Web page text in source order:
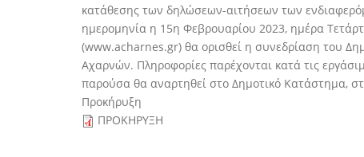
κατάθεσης των δηλώσεων-αιτήσεων των
ημερομηνία η 15η Φεβρουαρίου 2023, ημέρα
(www.acharnes.gr) θα ορισθεί η συνεδρίαση του
Αχαρνών. Πληροφορίες παρέχονται κατά τις
παρούσα θα αναρτηθεί στο Δημοτικό Κατάστημα,
Προκήρυξη
ΠΡΟΚΗΡΥΞΗ